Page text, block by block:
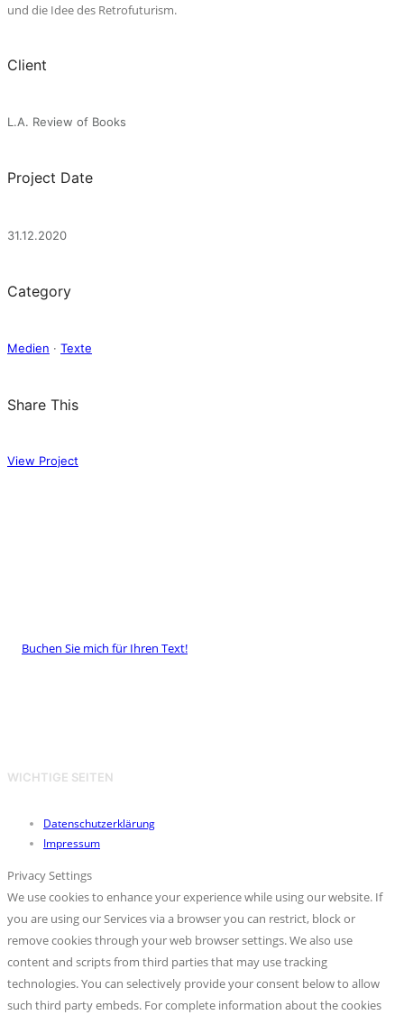
und die Idee des Retrofuturism.
Client
L.A. Review of Books
Project Date
31.12.2020
Category
Medien · Texte
Share This
View Project
Buchen Sie mich für Ihren Text!
WICHTIGE SEITEN
Datenschutzerklärung
Impressum
Privacy Settings
We use cookies to enhance your experience while using our website. If
you are using our Services via a browser you can restrict, block or
remove cookies through your web browser settings. We also use
content and scripts from third parties that may use tracking
technologies. You can selectively provide your consent below to allow
such third party embeds. For complete information about the cookies